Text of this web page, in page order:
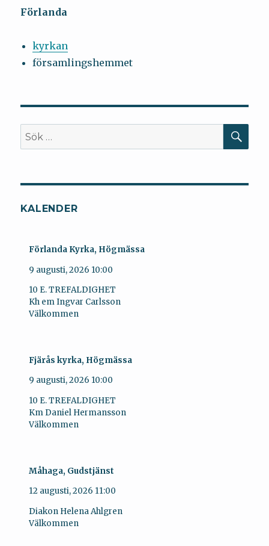
Förlanda
kyrkan
församlingshemmet
Sök
efter:
KALENDER
Förlanda Kyrka, Högmässa
9 augusti, 2026 10:00
10 E. TREFALDIGHET
Kh em Ingvar Carlsson
Välkommen
Fjärås kyrka, Högmässa
9 augusti, 2026 10:00
10 E. TREFALDIGHET
Km Daniel Hermansson
Välkommen
Måhaga, Gudstjänst
12 augusti, 2026 11:00
Diakon Helena Ahlgren
Välkommen